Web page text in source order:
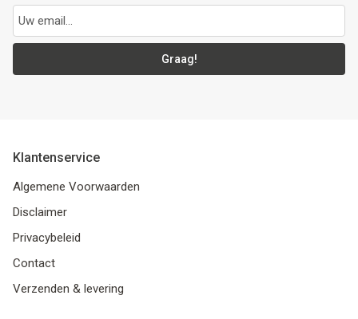
Graag!
Klantenservice
Algemene Voorwaarden
Disclaimer
Privacybeleid
Contact
Verzenden & levering